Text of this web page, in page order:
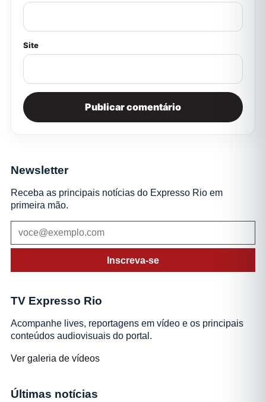
Site
Newsletter
Receba as principais notícias do Expresso Rio em
primeira mão.
Inscreva-se
TV Expresso Rio
Acompanhe lives, reportagens em vídeo e os principais
conteúdos audiovisuais do portal.
Ver galeria de vídeos
Últimas notícias